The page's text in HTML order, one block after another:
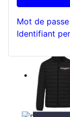
Mot de
Identifiant